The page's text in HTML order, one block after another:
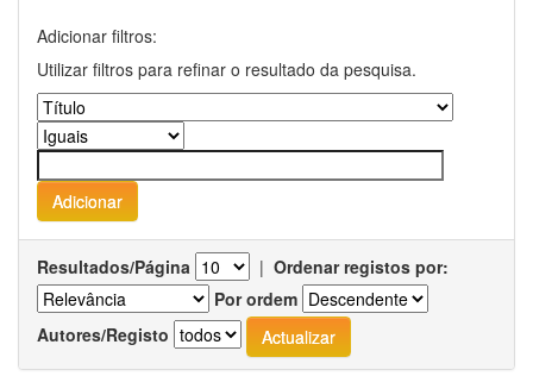
Adicionar filtros:
Utilizar filtros para refinar o resultado da pesquisa.
Resultados/Página | Ordenar registos por:
Por ordem
Autores/Registo